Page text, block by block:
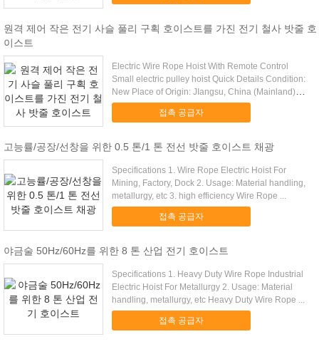
원격 제어 작은 전기 사슬 풀리 구획 호이스트를 가진 전기 철사 밧줄 호
이스트
Electric Wire Rope Hoist With Remote Control
Small electric pulley hoist Quick Details Condition:
New Place of Origin: JIangsu, China (Mainland)
Brand ...
접촉 공급자
고능률/공장/선창을 위한 0.5 톤/1 톤 전선 밧줄 호이스트 채광
Specifications 1. Wire Rope Electric Hoist For
Mining, Factory, Dock 2. Usage: Material handling,
metallurgy, etc 3. high efficiency Wire Rope ...
접촉 공급자
야금술 50Hz/60Hz를 위한 8 톤 산업 전기 호이스트
Specifications 1. Heavy Duty Wire Rope Industrial
Electric Hoist For Metallurgy 2. Usage: Material
handling, metallurgy, etc Heavy Duty Wire Rope ...
접촉 공급자